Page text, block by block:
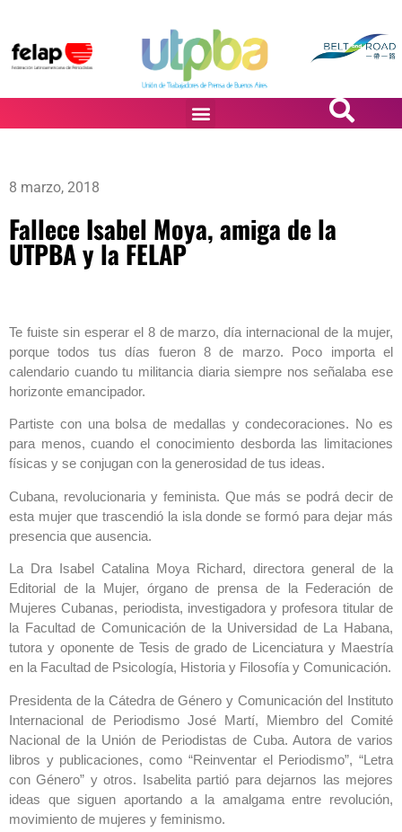
8 marzo, 2018
Fallece Isabel Moya, amiga de la
UTPBA y la FELAP
Te fuiste sin esperar el 8 de marzo, día internacional de la mujer,
porque todos tus días fueron 8 de marzo. Poco importa el
calendario cuando tu militancia diaria siempre nos señalaba ese
horizonte emancipador.
Partiste con una bolsa de medallas y condecoraciones. No es
para menos, cuando el conocimiento desborda las limitaciones
físicas y se conjugan con la generosidad de tus ideas.
Cubana, revolucionaria y feminista. Que más se podrá decir de
esta mujer que trascendió la isla donde se formó para dejar más
presencia que ausencia.
La Dra Isabel Catalina Moya Richard, directora general de la
Editorial de la Mujer, órgano de prensa de la Federación de
Mujeres Cubanas, periodista, investigadora y profesora titular de
la Facultad de Comunicación de la Universidad de La Habana,
tutora y oponente de Tesis de grado de Licenciatura y Maestría
en la Facultad de Psicología, Historia y Filosofía y Comunicación.
Presidenta de la Cátedra de Género y Comunicación del Instituto
Internacional de Periodismo José Martí, Miembro del Comité
Nacional de la Unión de Periodistas de Cuba. Autora de varios
libros y publicaciones, como “Reinventar el Periodismo”, “Letra
con Género” y otros. Isabelita partió para dejarnos las mejores
ideas que siguen aportando a la amalgama entre revolución,
movimiento de mujeres y feminismo.